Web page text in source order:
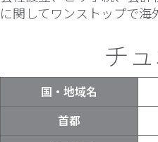
に関してワンストップで海
チ
国・地域名
首都